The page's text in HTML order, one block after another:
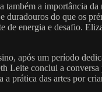
também a importância
duradouros do que os
de energia e desafio.
após um período
Leite conclui a conversa
a prática das artes por